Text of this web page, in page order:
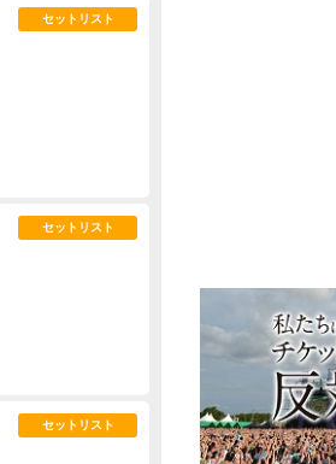
セットリスト
セットリスト
セットリスト